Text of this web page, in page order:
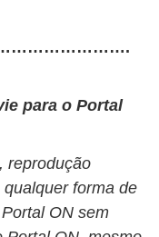
para o Portal
reprodução
forma de
ON sem